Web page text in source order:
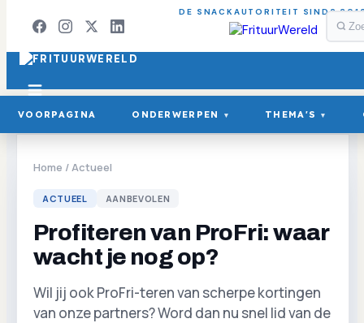
DE SNACKAUTORITEIT SINDS
VOORPAGINA ONDERWERPEN ▾ THEMA'S ▾
Home /Actueel
ACTUEEL AANBEVOLEN
Profiteren van ProFri: waar
wacht je nog op?
Wil jij ook ProFri-teren van scherpe kortingen
van onze partners? Word dan nu snel lid van de